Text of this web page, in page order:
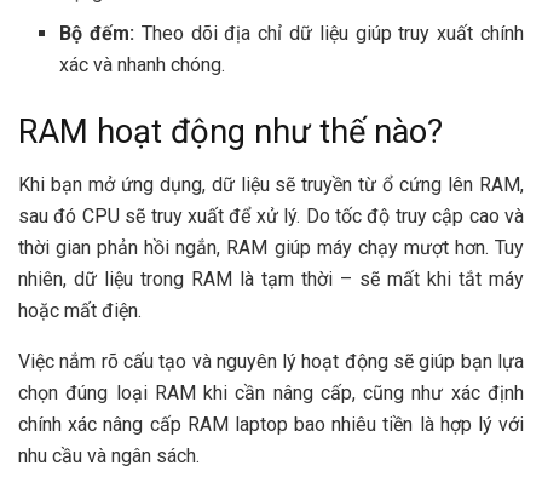
Bộ đếm: Theo dõi địa chỉ dữ liệu giúp truy xuất chính
xác và nhanh chóng.
RAM hoạt động như thế nào?
Khi bạn mở ứng dụng, dữ liệu sẽ truyền từ ổ cứng lên RAM,
sau đó CPU sẽ truy xuất để xử lý. Do tốc độ truy cập cao và
thời gian phản hồi ngắn, RAM giúp máy chạy mượt hơn. Tuy
nhiên, dữ liệu trong RAM là tạm thời – sẽ mất khi tắt máy
hoặc mất điện.
Việc nắm rõ cấu tạo và nguyên lý hoạt động sẽ giúp bạn lựa
chọn đúng loại RAM khi cần nâng cấp, cũng như xác định
chính xác nâng cấp RAM laptop bao nhiêu tiền là hợp lý với
nhu cầu và ngân sách.